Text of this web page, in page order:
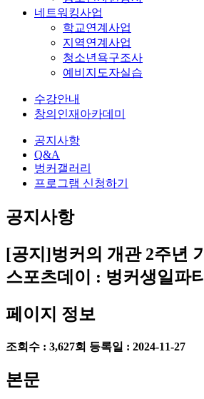
네트워킹사업
학교연계사업
지역연계사업
청소년욕구조사
예비지도자실습
수강안내
창의인재아카데미
공지사항
Q&A
벙커갤러리
프로그램 신청하기
공지사항
[공지]벙커의 개관 2주년
스포츠데이 : 벙커생일파
페이지 정보
조회수 : 3,627회 등록일 : 2024-11-27
본문